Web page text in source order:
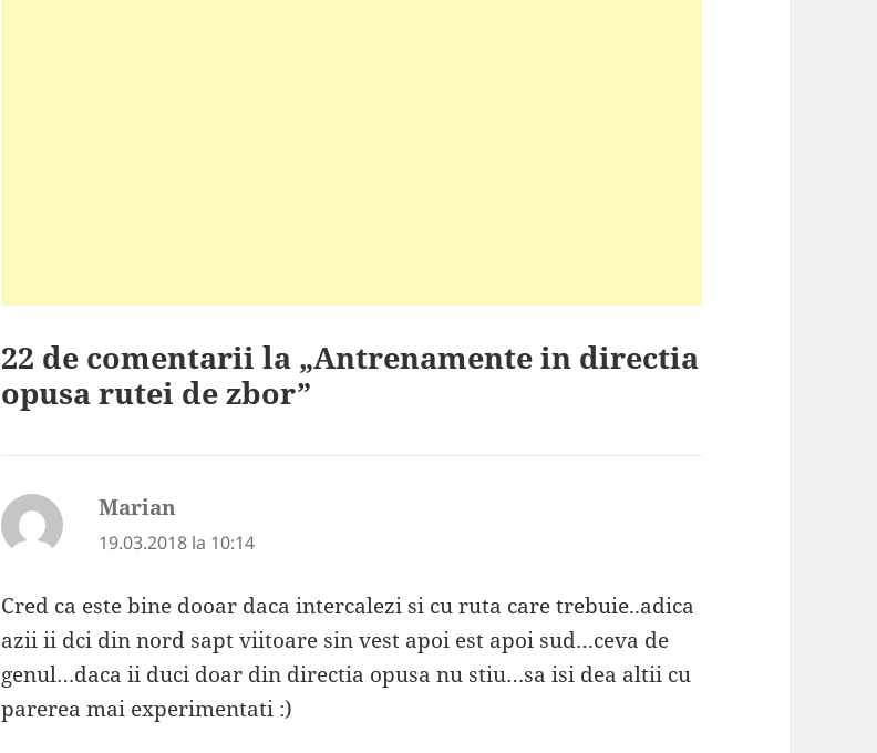
22 de comentarii la „Antrenamente in directia
opusa rutei de zbor”
Marian
19.03.2018 la 10:14
Cred ca este bine dooar daca intercalezi si cu ruta care trebuie..adica
azii ii dci din nord sapt viitoare sin vest apoi est apoi sud…ceva de
genul…daca ii duci doar din directia opusa nu stiu…sa isi dea altii cu
parerea mai experimentati :)